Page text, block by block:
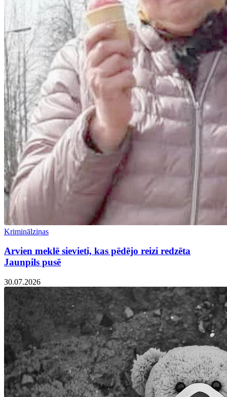
Kriminālziņas
Arvien meklē sievieti, kas pēdējo reizi redzēta
Jaunpils pusē
30.07.2026